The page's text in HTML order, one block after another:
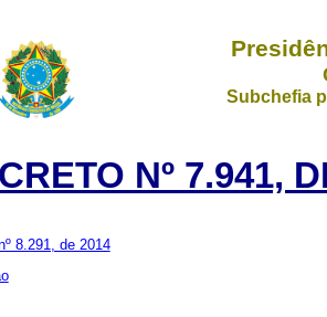
Subchefia
Nº 7.941,
8.291, de 2014